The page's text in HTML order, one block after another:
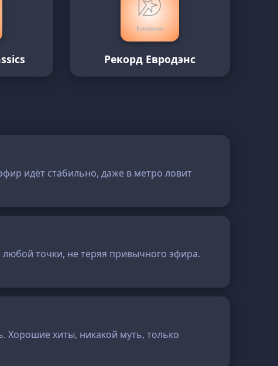
Рекорд Евродэнс
идёт стабильно, даже в метро ловит
точки, не теряя привычного эфира.
Хорошие хиты, никакой муть, только